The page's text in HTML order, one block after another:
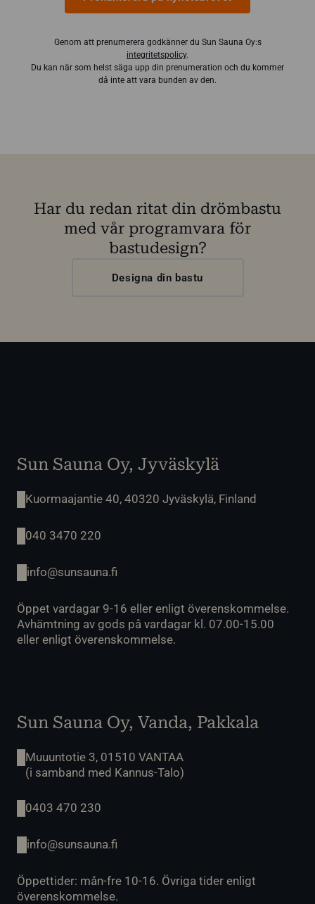
Genom att prenumerera godkänner du Sun Sauna Oy:s
integritetspolicy.
Du kan när som helst säga upp din prenumeration och du kommer
då inte att vara bunden av den.
Har du redan ritat din drömbastu
med vår programvara för
bastudesign?
Designa din bastu
Sun Sauna Oy, Jyväskylä
Kuormaajantie 40, 40320 Jyväskylä, Finland
040 3470 220
info@sunsauna.fi
Öppet vardagar 9-16 eller enligt överenskommelse.
Avhämtning av gods på vardagar kl. 07.00-15.00
eller enligt överenskommelse.
Sun Sauna Oy, Vanda, Pakkala
Muuuntotie 3, 01510 VANTAA
(i samband med Kannus-Talo)
0403 470 230
info@sunsauna.fi
Öppettider: mån-fre 10-16. Övriga tider enligt
överenskommelse.